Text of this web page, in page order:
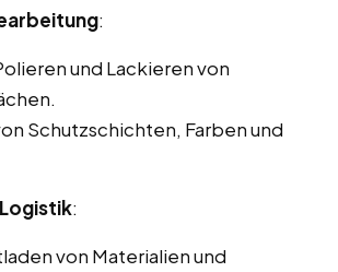
:
und Lackieren von
Schutzschichten, Farben und
:
von Materialien und